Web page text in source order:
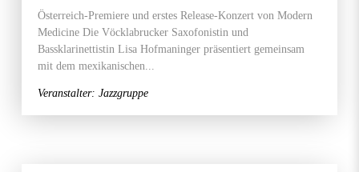
Österreich-Premiere und erstes Release-Konzert von Modern
Medicine Die Vöcklabrucker Saxofonistin und
Bassklarinettistin Lisa Hofmaninger präsentiert gemeinsam
mit dem mexikanischen...
Veranstalter: Jazzgruppe